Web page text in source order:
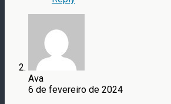
Ava
6 de fevereiro de 2024